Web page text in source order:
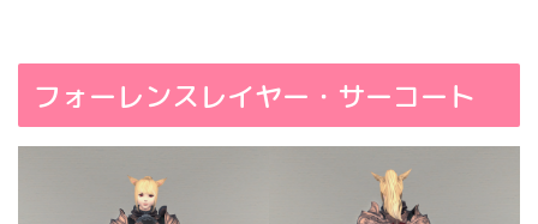
フォーレンスレイヤー・サーコート